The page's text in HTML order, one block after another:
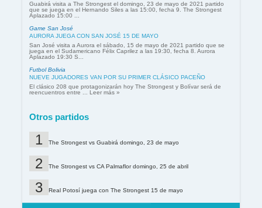
Guabirá visita a The Strongest el domingo, 23 de mayo de 2021 partido
que se juega en el Hernando Siles a las 15:00, fecha 9. The Strongest
Aplazado 15:00 ...
Game San José
AURORA JUEGA CON SAN JOSÉ 15 DE MAYO
San José visita a Aurora el sábado, 15 de mayo de 2021 partido que se
juega en el Sudamericano Félix Caprilez a las 19:30, fecha 8. Aurora
Aplazado 19:30 S...
Futbol Bolivia
NUEVE JUGADORES VAN POR SU PRIMER CLÁSICO PACEÑO
El clásico 208 que protagonizarán hoy The Strongest y Bolívar será de
reencuentros entre ... Leer más »
Otros partidos
The Strongest vs Guabirá domingo, 23 de mayo
The Strongest vs CA Palmaflor domingo, 25 de abril
Real Potosí juega con The Strongest 15 de mayo